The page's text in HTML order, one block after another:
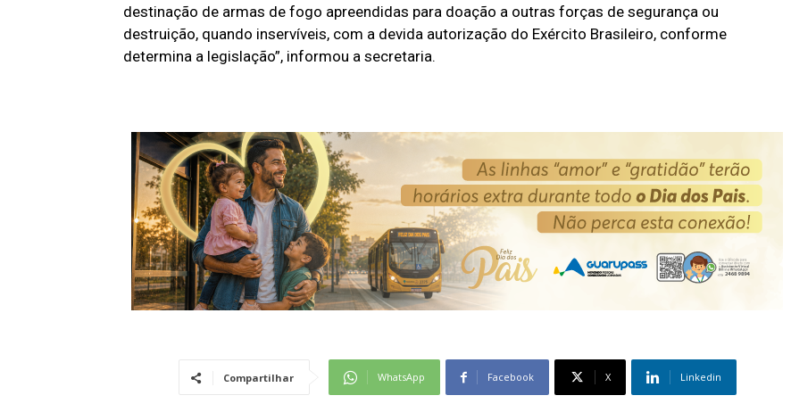
destinação de armas de fogo apreendidas para doação a outras forças de segurança ou
destruição, quando inservíveis, com a devida autorização do Exército Brasileiro, conforme
determina a legislação”, informou a secretaria.
Compartilhar WhatsApp Facebook X Linkedin